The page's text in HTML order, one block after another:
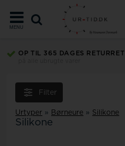
MENU
OP TIL 365 DAGES RETURRET
Filter
Urtyper » Børneure » Silikone
Silikone